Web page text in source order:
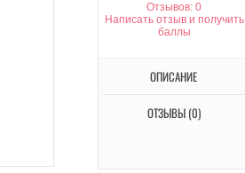
Отзывов: 0
Написать отзыв и получить
баллы
ОПИСАНИЕ
ОТЗЫВЫ (0)